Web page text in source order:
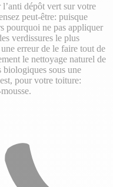
dépôt vert sur votre
peut-être: puisque
pourquoi ne pas appliquer
verdissures le plus
erreur de le faire tout de
le nettoyage naturel de
biologiques sous une
pour votre toiture: